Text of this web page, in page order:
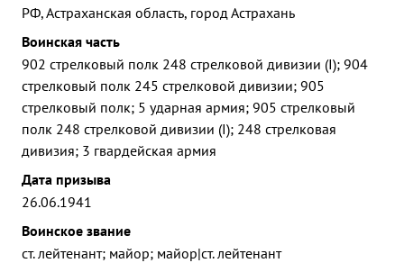
РФ, Астраханская область, город Астрахань
Воинская часть
902 стрелковый полк 248 стрелковой дивизии (I); 904
стрелковый полк 245 стрелковой дивизии; 905
стрелковый полк; 5 ударная армия; 905 стрелковый
полк 248 стрелковой дивизии (I); 248 стрелковая
дивизия; 3 гвардейская армия
Дата призыва
26.06.1941
Воинское звание
ст. лейтенант; майор; майор|ст. лейтенант